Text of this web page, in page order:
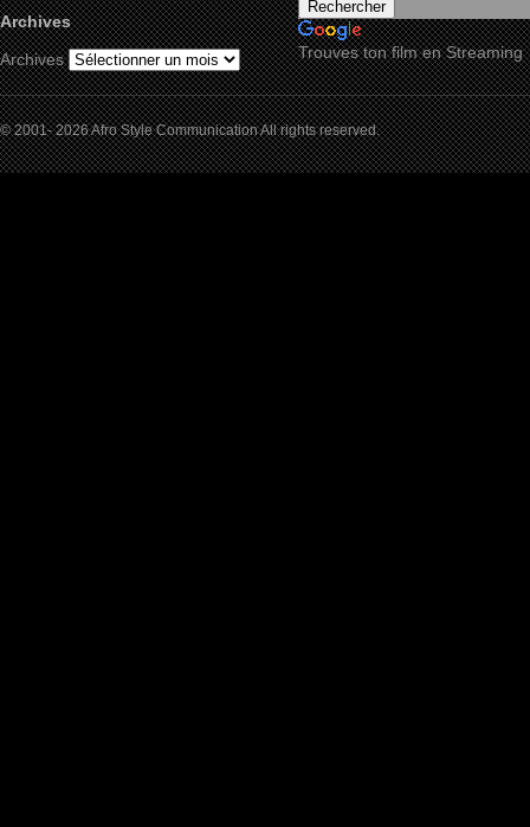
Archives
Archives
Trouves ton film en Streaming
© 2001- 2026 Afro Style Communication All rights reserved.